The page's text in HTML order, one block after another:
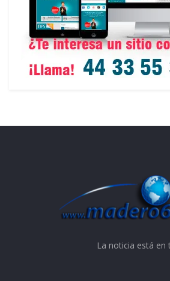
La noticia está en